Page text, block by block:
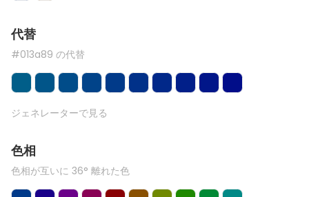
代替
#013a89 の代替
ジェネレーターで見る
色相
色相が互いに 36° 離れた色